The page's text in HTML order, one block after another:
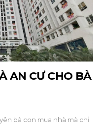
AN CƯ CHO BÀ
bà con mua nhà mà chỉ